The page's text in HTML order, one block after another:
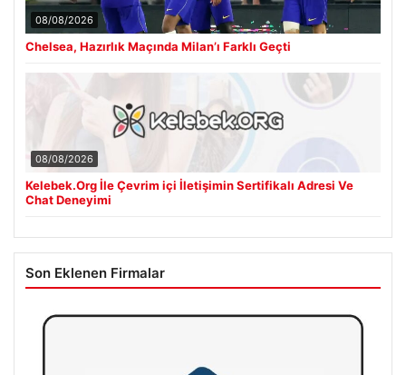
08/08/2026
Chelsea, Hazırlık Maçında Milan’ı Farklı Geçti
08/08/2026
Kelebek.Org İle Çevrim içi İletişimin Sertifikalı Adresi Ve
Chat Deneyimi
Son Eklenen Firmalar